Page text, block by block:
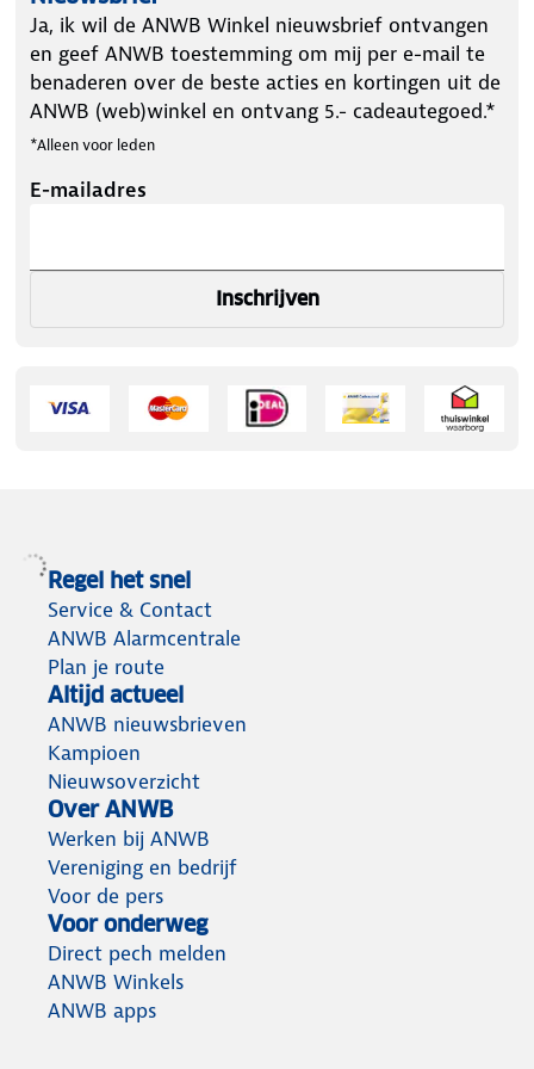
en sportieve oplossing voor het beschermen van
waardevolle spullen tijdens elke reis.
Ja, ik wil de ANWB Winkel nieuwsbrief ontvangen
en geef ANWB toestemming om mij per e-mail te
benaderen over de beste acties en kortingen uit de
ANWB (web)winkel en ontvang 5.- cadeautegoed.*
*Alleen voor leden
E-mailadres
Inschrijven
Regel het snel
Service & Contact
ANWB Alarmcentrale
Plan je route
Altijd actueel
ANWB nieuwsbrieven
Kampioen
Nieuwsoverzicht
Over ANWB
Werken bij ANWB
Vereniging en bedrijf
Voor de pers
Voor onderweg
Direct pech melden
ANWB Winkels
ANWB apps